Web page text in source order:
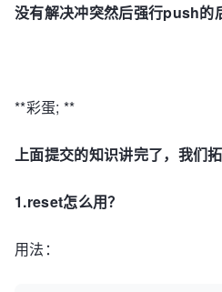
没有解决冲突然后强行push的
**彩蛋; **
上面提交的知识讲完了，我们
1.reset怎么用？
用法：